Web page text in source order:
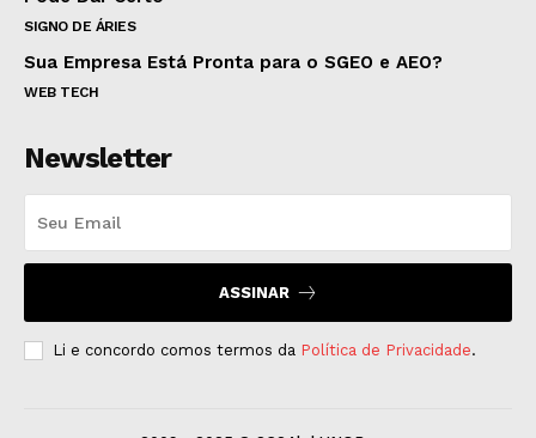
SIGNO DE ÁRIES
Sua Empresa Está Pronta para o SGEO e AEO?
WEB TECH
Newsletter
ASSINAR
Li e concordo comos termos da Política de Privacidade.